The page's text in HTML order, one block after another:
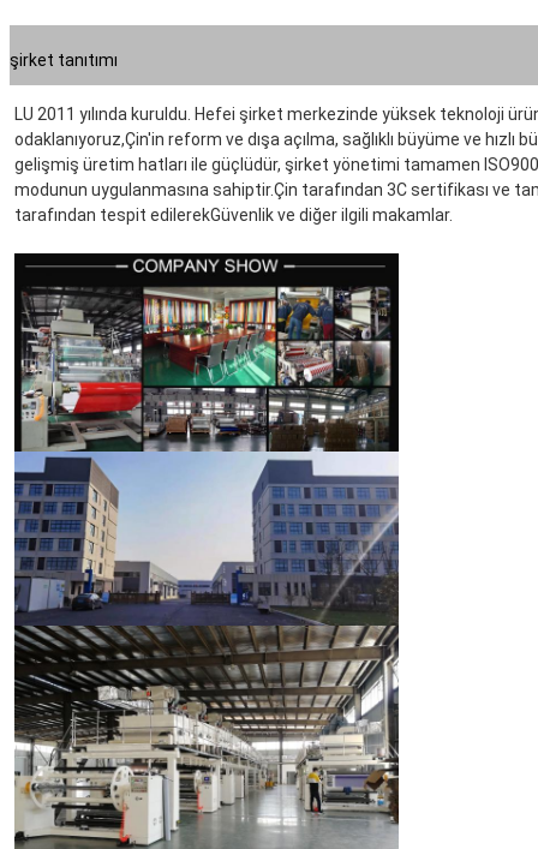
şirket tanıtımı
LU 2011 yılında kuruldu. Hefei şirket merkezinde yüksek teknoloji
odaklanıyoruz,Çin'in reform ve dışa açılma, sağlıklı büyüme ve
gelişmiş üretim hatları ile güçlüdür, şirket yönetimi tamamen
modunun uygulanmasına sahiptir.Çin tarafından 3C sertifikası ve
tarafından tespit edilerekGüvenlik ve diğer ilgili makamlar.